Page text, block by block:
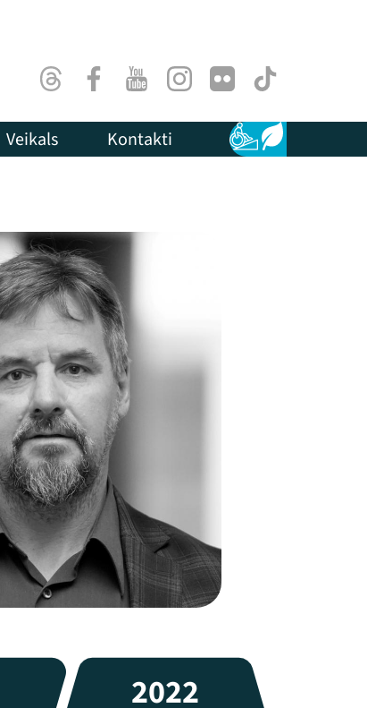
ThreadsFacebookYoutubeInstagram
Flick TikTok
Veikals Kontakti Pieejamība
Ilgtspēja
2022